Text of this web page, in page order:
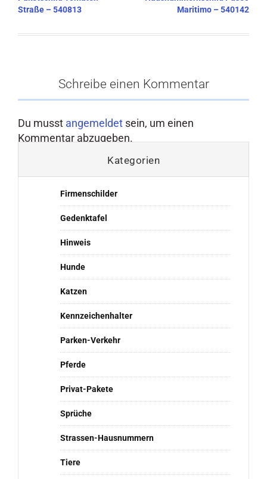
Straße – 540813
Maritimo – 540142
Schreibe einen Kommentar
Du musst angemeldet sein, um einen
Kommentar abzugeben.
Kategorien
Firmenschilder
Gedenktafel
Hinweis
Hunde
Katzen
Kennzeichenhalter
Parken-Verkehr
Pferde
Privat-Pakete
Sprüche
Strassen-Hausnummern
Tiere